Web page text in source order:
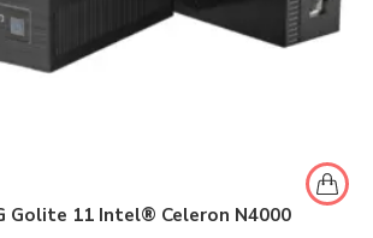
Golite 11 Intel® Celeron N4000